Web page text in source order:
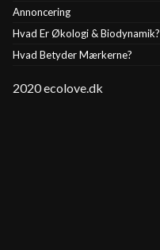
Annoncering
Hvad Er Økologi & Biodynamik?
Hvad Betyder Mærkerne?
2020 ecolove.dk